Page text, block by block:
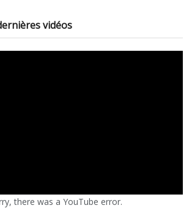
vidéos
there was a YouTube error.